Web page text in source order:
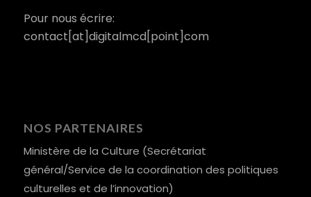
Pour nous écrire:
contact[at]digitalmcd[point]com
NOS PARTENAIRES
Ministère de la Culture (Secrétariat
général/Service de la coordination des politiques
culturelles et de l’innovation)